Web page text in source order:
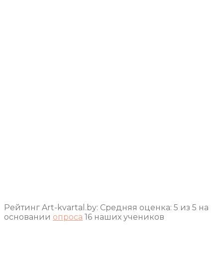
Рейтинг Art-kvartal.by: Средняя оценка: 5 из 5 на
основании опроса 16 наших учеников